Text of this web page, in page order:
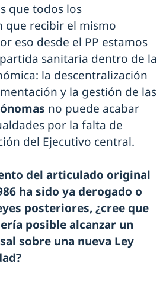
que todos los
que recibir el mismo
eso desde el PP estamos
sanitaria dentro de la
la descentralización
y la gestión de las
no puede acabar
por la falta de
del Ejecutivo central.
del articulado original
ha sido ya derogado o
posteriores, ¿cree que
posible alcanzar un
sobre una nueva Ley